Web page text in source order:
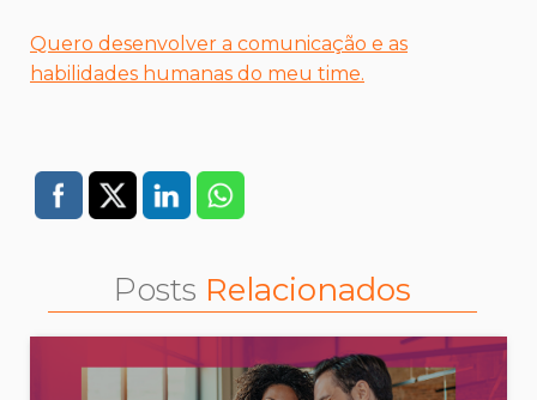
Quero desenvolver a comunicação e as
habilidades humanas do meu time.
Posts Relacionados